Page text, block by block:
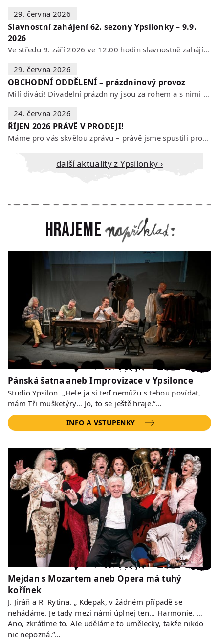
29. června 2026
Slavnostní zahájení 62. sezony Ypsilonky – 9.9.
2026
Ve středu 9. září 2026 ve 12.00 hodin slavnostně zahájíme novou divadelní…
29. června 2026
OBCHODNÍ ODDĚLENÍ – prázdninový provoz
Milí diváci! Divadelní prázdniny jsou za rohem a s nimi se mění i otevírací…
24. června 2026
ŘÍJEN 2026 PRÁVĚ V PRODEJI!
Máme pro vás skvělou zprávu – právě jsme spustili prodej vstupenek na říjen…
Další aktuality z Ypsilonky ›
Hrajeme
Pánská šatna aneb Improvizace v Ypsilonce
Studio Ypsilon. „Hele já si teď nemůžu s tebou povídat,
mám Tři mušketýry… Jo, to se ještě hraje.“…
INFO A VSTUPENKY
Mejdan s Mozartem aneb Opera má tuhý
kořínek
J. Jiráň a R. Rytina. „ Kdepak, v žádném případě se
nehádáme. Je tady mezi námi úplnej ten… Harmonie. …
Ano, zkrátíme to. Ale uděláme to umělecky, takže nikdo
nic nepozná.“…